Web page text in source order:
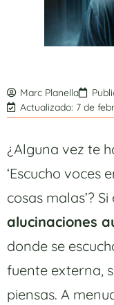
Marc Planella
Actualizado: 7 de
¿Alguna vez te
‘Escucho voces
cosas malas’?
alucinaciones
donde se
fuente externa,
piensas. A